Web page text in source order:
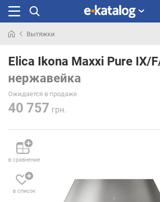
раньше
Вытяжки
Elica Ikona Maxxi Pure IX/
нержавейка
Ожидается в продаже
40 757 грн.
в сравнение
в список